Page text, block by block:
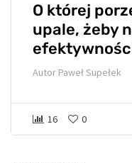
O której
upale, żeby
Autor Paweł Supełek
16 0